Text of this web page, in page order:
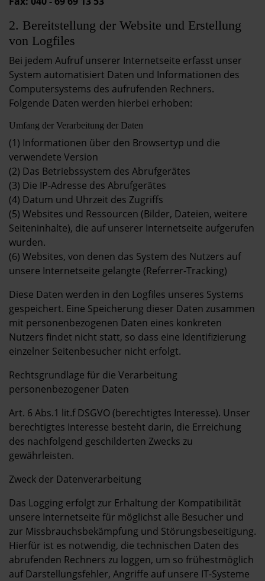
2. Bereitstellung der Website und Erstellung
von Logfiles
Bei jedem Aufruf unserer Internetseite erfasst unser
System automatisiert Daten und Informationen des
Computersystems des aufrufenden Rechners.
Folgende Daten werden hierbei erhoben:
Umfang der Verarbeitung der Daten
(1) Informationen über den Browsertyp und die
verwendete Version
(2) Das Betriebssystem des Abrufgerätes
(3) Die IP-Adresse des Abrufgerätes
(4) Datum und Uhrzeit des Zugriffs
(5) Websites und Ressourcen (Bilder, Dateien, weitere
Seiteninhalte), die auf unserer Internetseite aufgerufen
wurden.
(6) Websites, von denen das System des Nutzers auf
unsere Internetseite gelangte (Referrer-Tracking)
Diese Daten werden in den Logfiles unseres Systems
gespeichert. Eine Speicherung dieser Daten zusammen
mit personenbezogenen Daten eines konkreten
Nutzers findet nicht statt, so dass eine Identifizierung
einzelner Seitenbesucher nicht erfolgt.
Rechtsgrundlage für die Verarbeitung
personenbezogener Daten
Art. 6 Abs.1 lit.f DSGVO (berechtigtes Interesse). Unser
berechtigtes Interesse besteht darin, die Erreichung
des nachfolgend geschilderten Zwecks zu
gewährleisten.
Zweck der Datenverarbeitung
Das Logging erfolgt zur Erhaltung der Kompatibilität
unsere Internetseite für möglichst alle Besucher und
zur Missbrauchsbekämpfung und Störungsbeseitigung.
Hierfür ist es notwendig, die technischen Daten des
abrufenden Rechners zu loggen, um so frühestmöglich
auf Darstellungsfehler, Angriffe auf unsere IT-Systeme